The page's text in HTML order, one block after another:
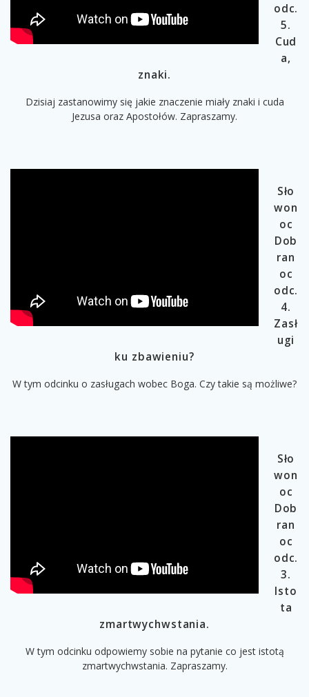
odc.
5.
Cud
a,
znaki.
Dzisiaj zastanowimy się jakie znaczenie miały znaki i cuda
Jezusa oraz Apostołów. Zapraszamy.
Sło
won
oc
Dob
ran
oc
odc.
4.
Zasł
ugi
ku zbawieniu?
W tym odcinku o zasługach wobec Boga. Czy takie są możliwe?
Sło
won
oc
Dob
ran
oc
odc.
3.
Isto
ta
zmartwychwstania.
W tym odcinku odpowiemy sobie na pytanie co jest istotą
zmartwychwstania. Zapraszamy.